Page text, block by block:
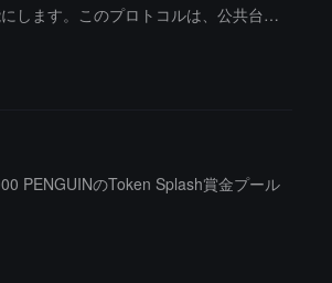
します。このプロトコルは、公共台帳
PENGUINのToken Splash賞金プール